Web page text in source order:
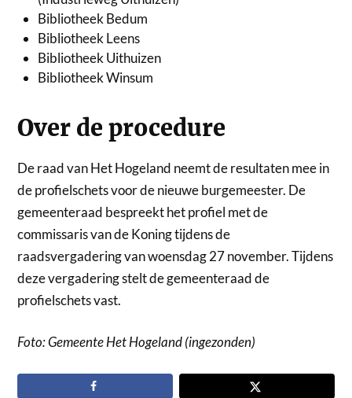
Bibliotheek Bedum
Bibliotheek Leens
Bibliotheek Uithuizen
Bibliotheek Winsum
Over de procedure
De raad van Het Hogeland neemt de resultaten mee in
de profielschets voor de nieuwe burgemeester. De
gemeenteraad bespreekt het profiel met de
commissaris van de Koning tijdens de
raadsvergadering van woensdag 27 november. Tijdens
deze vergadering stelt de gemeenteraad de
profielschets vast.
Foto: Gemeente Het Hogeland (ingezonden)